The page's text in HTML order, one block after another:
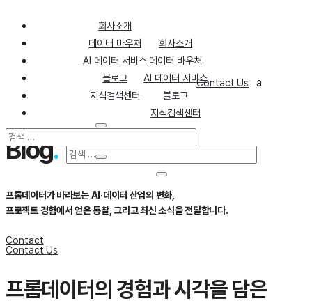
회사소개
데이터 바우처
AI 데이터 서비스
블로그
지식검색센터
Contact
회사소개
데이터 바우처
AI 데이터 서비스
블로그
지식검색센터
Contact Us Ua
Blog.
프롬데이터가 바라보는 AI·데이터 산업의 변화,
프로젝트 경험에서 얻은 통찰, 그리고 최신 소식을 전달합니다.
Contact Us
프롬데이터의 경험과 시각을 담은